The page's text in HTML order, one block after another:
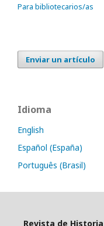
Para bibliotecarios/as
Enviar un artículo
Idioma
English
Español (España)
Português (Brasil)
Revista de Historia